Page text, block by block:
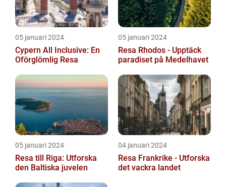
05 januari 2024
Cypern All Inclusive: En
Oförglömlig Resa
05 januari 2024
Resa Rhodos - Upptäck
paradiset på Medelhavet
05 januari 2024
Resa till Riga: Utforska
den Baltiska juvelen
04 januari 2024
Resa Frankrike - Utforska
det vackra landet